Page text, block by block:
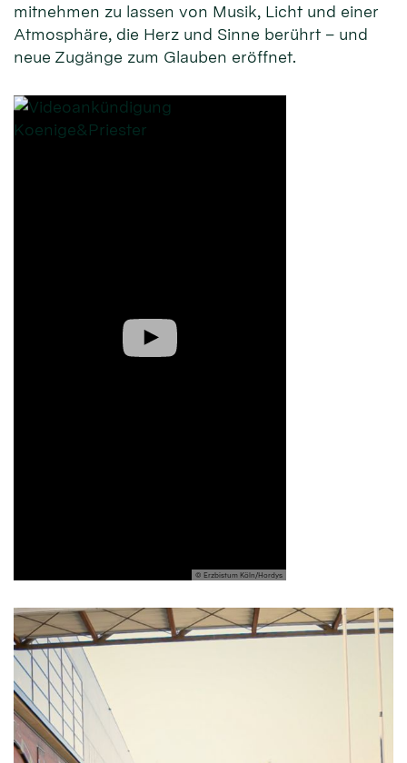
mitnehmen zu lassen von Musik, Licht und einer
Atmosphäre, die Herz und Sinne berührt – und
neue Zugänge zum Glauben eröffnet.
© Erzbistum Köln/Hordys